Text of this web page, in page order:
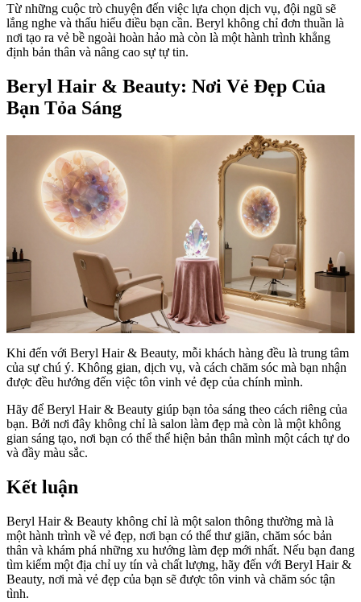
Từ những cuộc trò chuyện đến việc lựa chọn dịch vụ, đội ngũ sẽ
lắng nghe và thấu hiểu điều bạn cần. Beryl không chỉ đơn thuần là
nơi tạo ra vẻ bề ngoài hoàn hảo mà còn là một hành trình khẳng
định bản thân và nâng cao sự tự tin.
Beryl Hair & Beauty: Nơi Vẻ Đẹp Của
Bạn Tỏa Sáng
Khi đến với Beryl Hair & Beauty, mỗi khách hàng đều là trung tâm
của sự chú ý. Không gian, dịch vụ, và cách chăm sóc mà bạn nhận
được đều hướng đến việc tôn vinh vẻ đẹp của chính mình.
Hãy để Beryl Hair & Beauty giúp bạn tỏa sáng theo cách riêng của
bạn. Bởi nơi đây không chỉ là salon làm đẹp mà còn là một không
gian sáng tạo, nơi bạn có thể thể hiện bản thân mình một cách tự do
và đầy màu sắc.
Kết luận
Beryl Hair & Beauty không chỉ là một salon thông thường mà là
một hành trình về vẻ đẹp, nơi bạn có thể thư giãn, chăm sóc bản
thân và khám phá những xu hướng làm đẹp mới nhất. Nếu bạn đang
tìm kiếm một địa chỉ uy tín và chất lượng, hãy đến với Beryl Hair &
Beauty, nơi mà vẻ đẹp của bạn sẽ được tôn vinh và chăm sóc tận
tình.